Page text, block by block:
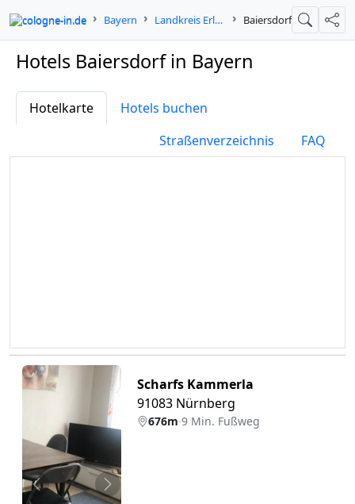
cologne-in.de Bayern Landkreis Erlangen-Höchstadt Baiersdorf Suche
Hotels Baiersdorf in Bayern
Hotelkarte
Hotels buchen
Straßenverzeichnis
FAQ
Zurück Weiter
Scharfs Kammerla
91083 Nürnberg
676m·9 Min. Fußweg